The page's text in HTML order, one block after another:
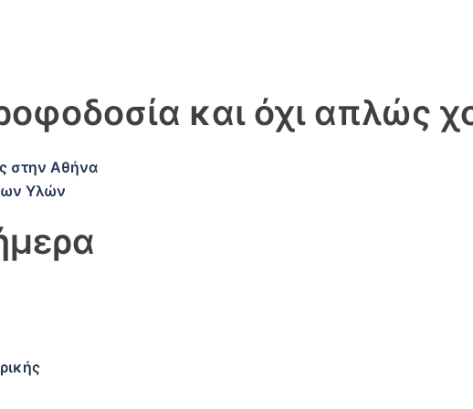
και όχι απλώς
στην Αθήνα
Υλών